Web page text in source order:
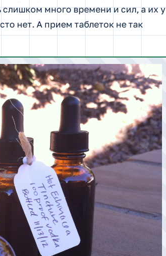
много времени и сил, а их у
нет. А прием таблеток не так